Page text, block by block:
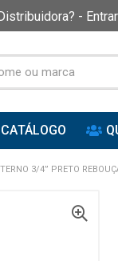
- Entrar
CATÁLOGO
3/4” PRETO